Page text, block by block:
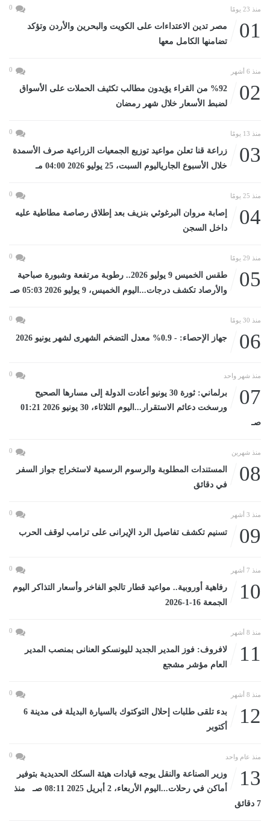
منذ 23 يومًا 0
01
مصر تدين الاعتداءات على الكويت والبحرين والأردن وتؤكد
تضامنها الكامل معها
منذ 6 أشهر 0
02
%92 من القراء يؤيدون مطالب تكثيف الحملات على الأسواق
لضبط الأسعار خلال شهر رمضان
منذ 13 يومًا 0
03
زراعة قنا تعلن مواعيد توزيع الجمعيات الزراعية صرف الأسمدة
خلال الأسبوع الجارياليوم السبت، 25 يوليو 2026 04:00 مـ
منذ 25 يومًا 0
04
إصابة مروان البرغوثي بنزيف بعد إطلاق رصاصة مطاطية عليه
داخل السجن
منذ 29 يومًا 0
05
طقس الخميس 9 يوليو 2026.. رطوبة مرتفعة وشبورة صباحية
والأرصاد تكشف درجات...اليوم الخميس، 9 يوليو 2026 05:03 صـ
منذ 30 يومًا 0
06 جهاز الإحصاء: - 0.9% معدل التضخم الشهرى لشهر يونيو 2026
منذ شهر واحد 0
07
برلماني: ثورة 30 يونيو أعادت الدولة إلى مسارها الصحيح
ورسخت دعائم الاستقرار...اليوم الثلاثاء، 30 يونيو 2026 01:21
صـ
منذ شهرين 0
08
المستندات المطلوبة والرسوم الرسمية لاستخراج جواز السفر
في دقائق
منذ 3 أشهر 0
09 تسنيم تكشف تفاصيل الرد الإيرانى على ترامب لوقف الحرب
منذ 7 أشهر 0
10
رفاهية أوروبية.. مواعيد قطار تالجو الفاخر وأسعار التذاكر اليوم
الجمعة 16-1-2026
منذ 8 أشهر 0
11
لافروف: فوز المدير الجديد لليونسكو العنانى بمنصب المدير
العام مؤشر مشجع
منذ 8 أشهر 0
12
بدء تلقى طلبات إحلال التوكتوك بالسيارة البديلة فى مدينة 6
أكتوبر
منذ عام واحد 0
13
وزير الصناعة والنقل يوجه قيادات هيئة السكك الحديدية بتوفير
أماكن في رحلات...اليوم الأربعاء، 2 أبريل 2025 08:11 صـ منذ
7 دقائق